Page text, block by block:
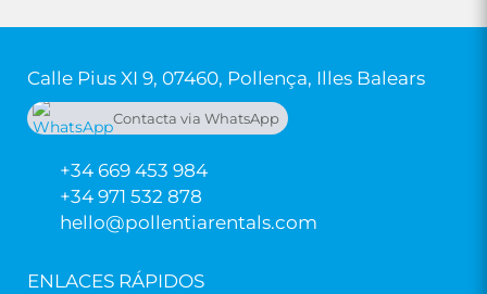
Calle Pius XI 9, 07460, Pollença, Illes Balears
Contacta via WhatsApp
+34 669 453 984
+34 971 532 878
hello@pollentiarentals.com
ENLACES RÁPIDOS